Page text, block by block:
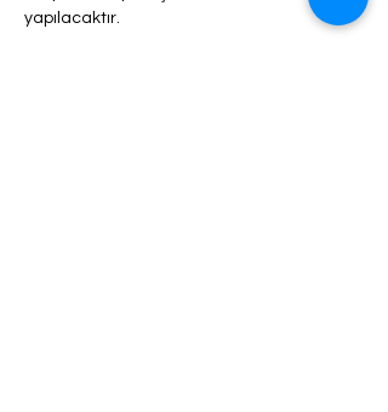
yapılacaktır.